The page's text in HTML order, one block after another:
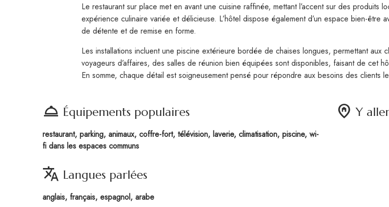
Le restaurant sur place met en avant une cuisine raffinée, mettant l’accent sur des produits
expérience culinaire variée et délicieuse. L’hôtel dispose également d’un espace bien-être
de détente et de remise en forme.
Les installations incluent une piscine extérieure bordée de chaises longues, permettant aux
voyageurs d’affaires, des salles de réunion bien équipées sont disponibles, faisant de cet
En somme, chaque détail est soigneusement pensé pour répondre aux besoins des clients
room_service Équipements populaires
restaurant, parking, animaux, coffre-fort, télévision, laverie, climatisation, piscine, wi-
fi dans les espaces communs
translate Langues parlées
anglais, français, espagnol, arabe
home_pin Y